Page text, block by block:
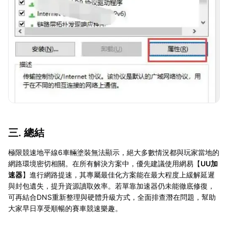
三. 總結
極限競速地平線6車輛塗裝無法顯示，絕大多數情況都與玩家當地的
網路環境密切相關。在所有解決方案中，優先建議使用網易【UU加
速器】進行網路提速，其專屬最佳化方案能在最大程度上緩解延遲
與封包遺失，提升資源讀取效率。若單靠加速器仍未能徹底修復，
可再結合DNS重新整理與硬體升級方式，全面排查潛在問題，幫助
大家早日享受順暢的賽車競速樂趣。